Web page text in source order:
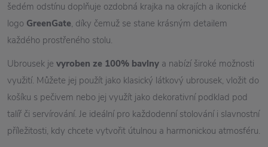
šedém odstínu doplňuje ozdobná krajka na okrajích a ikonické
logo GreenGate, díky čemuž se stane krásným detailem
každého prostřeného stolu.
Ubrousek je vyroben ze 100% bavlny a nabízí široké možnosti
využití. Můžete jej použít jako klasický látkový ubrousek, vložit do
košíku s pečivem nebo jej využít jako dekorativní podklad pod
talíř či servírování. Je ideální pro každodenní stolování i slavnostní
příležitosti, kdy chcete vytvořit útulnou a harmonickou atmosféru.